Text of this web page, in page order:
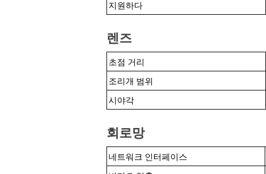
지원하다
렌즈
초점 거리
조리개 범위
시야각
회로망
네트워크 인터페이스